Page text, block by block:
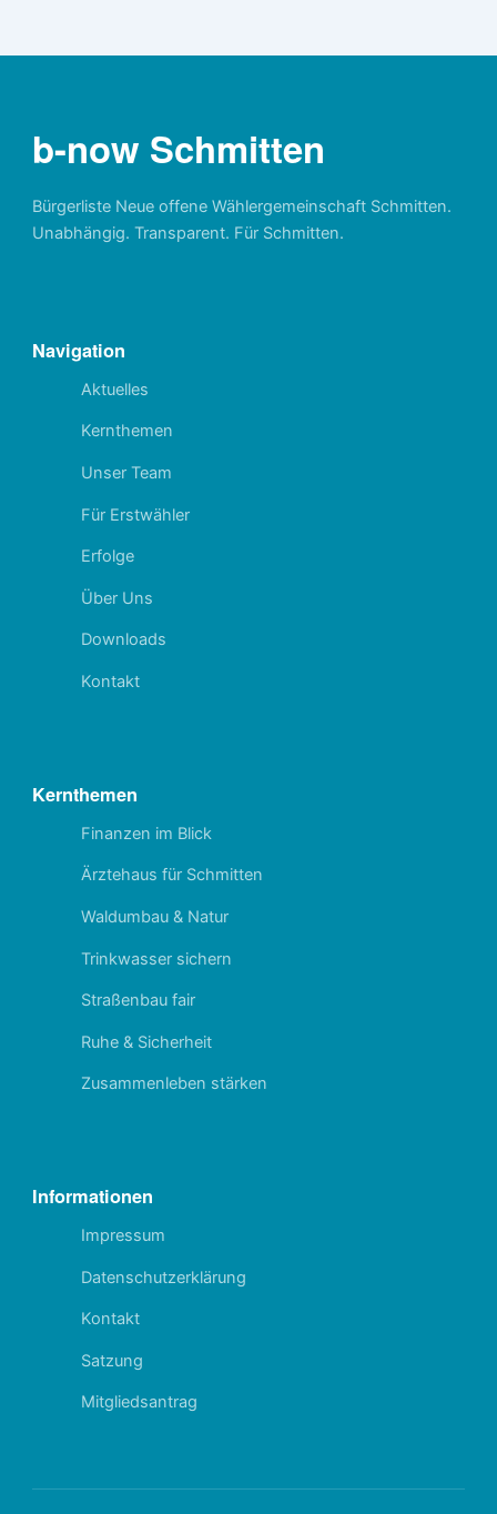
b-now Schmitten
Bürgerliste Neue offene Wählergemeinschaft Schmitten.
Unabhängig. Transparent. Für Schmitten.
Navigation
Aktuelles
Kernthemen
Unser Team
Für Erstwähler
Erfolge
Über Uns
Downloads
Kontakt
Kernthemen
Finanzen im Blick
Ärztehaus für Schmitten
Waldumbau & Natur
Trinkwasser sichern
Straßenbau fair
Ruhe & Sicherheit
Zusammenleben stärken
Informationen
Impressum
Datenschutzerklärung
Kontakt
Satzung
Mitgliedsantrag